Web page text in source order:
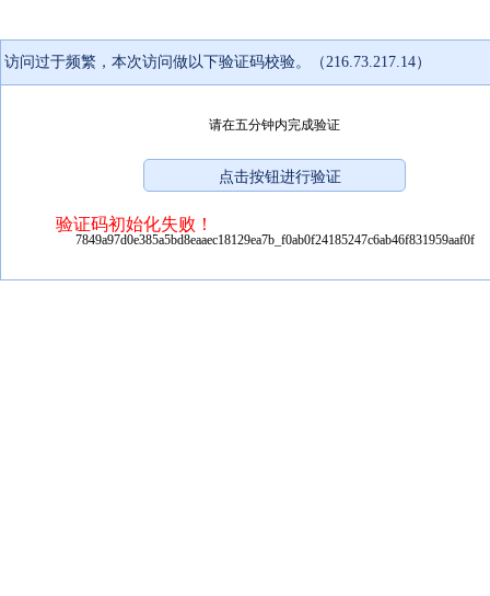
访问过于频繁，本次访问做以下验证码校验。（216.73.217.14）
请在五分钟内完成验证
验证码初始化失败！
7849a97d0e385a5bd8eaaec18129ea7b_f0ab0f24185247c6ab46f831959aaf0f